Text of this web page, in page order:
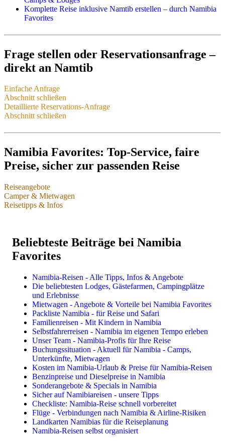
Komplette Reise inklusive Namtib erstellen – durch Namibia
Favorites
Frage stellen oder Reservationsanfrage –
direkt an Namtib
X/Twitter
Dieses Feld dient zur Validierung und sollte nicht verändert
werden.
Hier ist Platz für Ihre Frage:*
*Wir versenden keine Werbe-Emails und geben keine
Kontaktdaten an unbeteiligte Dritte weiter.
(Datenschutzerklärung)
Einfache Anfrage
Abschnitt schließen
Detaillierte Reservations-Anfrage
Abschnitt schließen
Namibia Favorites: Top-Service, faire
Preise, sicher zur passenden Reise
Namibia-Reisen & einzelne Leistungen
Selbstfahrerreisen im Mietwagen oder Camper
Privat geführte Reisen
Kleingruppen- & Gruppenreisen
Kleingruppenreisen im Safaribus
Geführte Selbstfahrerreisen
Flugsafaris
Reisethemen
Familienreisen
Camping in Namibia
Fotoreisen & Fotosafari
Einzelne Leistungen
Reiseangebote
Camper & Mietwagen Übersicht
Dachzelt-Camper
Bushcamper & Wohnmobile
Camper & Mietwagen
Buchungssituation 2025 & 2026
Packliste für Safari & Reise
Highlights, Sehenswürdigkeiten, Reiseregionen
Preise & Kosten in Namibia
Landkarten & Reiseführer
Impfungen, Malariaprophylaxe, Sicherheit
Reiserouten
Flüge
Mietwagen
Lodges, Gästefarmen, Hotels
Camping & Campingplätze
Reisetipps & Infos
Beliebteste Beiträge bei Namibia
Favorites
Namibia-Reisen - Alle Tipps, Infos & Angebote
Die beliebtesten Lodges, Gästefarmen, Campingplätze
und Erlebnisse
Mietwagen - Angebote & Vorteile bei Namibia Favorites
Packliste Namibia - für Reise und Safari
Familienreisen - Mit Kindern in Namibia
Selbstfahrerreisen - Namibia im eigenen Tempo erleben
Unser Team - Namibia-Profis für Ihre Reise
Buchungssituation - Aktuell für Namibia - Camps,
Unterkünfte, Mietwagen
Kosten im Namibia-Urlaub & Preise für Namibia-Reisen
Benzinpreise und Dieselpreise in Namibia
Sonderangebote & Specials in Namibia
Sicher auf Namibiareisen - unsere Tipps
Checkliste: Namibia-Reise schnell vorbereitet
Flüge - Verbindungen nach Namibia & Airline-Risiken
Landkarten Namibias für die Reiseplanung
Namibia-Reisen selbst organisiert